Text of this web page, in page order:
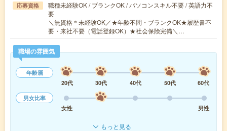
応募資格
職種未経験OK / ブランクOK / パソコンスキル不要 / 英語力不
要
＼無資格＊未経験OK／★年齢不問・ブランクOK★履歴書不
要・来社不要（電話登録OK）★社会保険完備＼…
職場の雰囲気
年齢層
20代
30代 40代 50代
60代
男女比率
女性
男性
もっと見る